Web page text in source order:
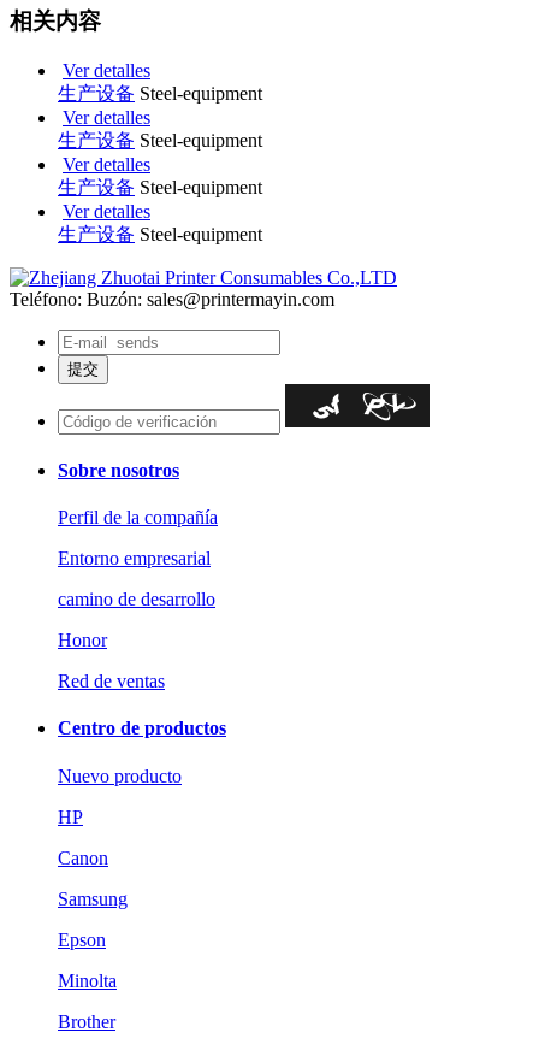
相关内容
Ver detalles
生产设备 Steel-equipment
Ver detalles
生产设备 Steel-equipment
Ver detalles
生产设备 Steel-equipment
Ver detalles
生产设备 Steel-equipment
Teléfono: Buzón: sales@printermayin.com
Sobre nosotros
Perfil de la compañía
Entorno empresarial
camino de desarrollo
Honor
Red de ventas
Centro de productos
Nuevo producto
HP
Canon
Samsung
Epson
Minolta
Brother